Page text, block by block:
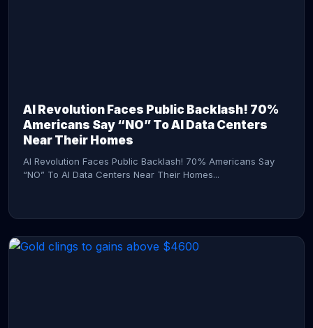
AI Revolution Faces Public Backlash! 70%
Americans Say “NO” To AI Data Centers
Near Their Homes
AI Revolution Faces Public Backlash! 70% Americans Say
“NO” To AI Data Centers Near Their Homes...